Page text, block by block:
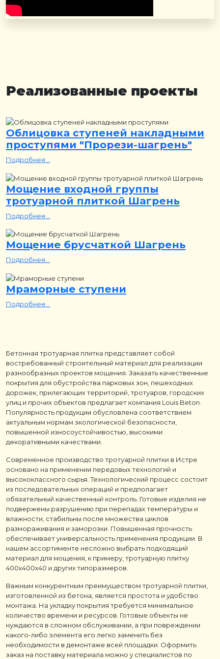
Реализованные проекты
Облицовка ступеней накладными
проступями "Прорези-шагрень"
Подробнее...
Мощение входной группы
тротуарной плиткой Шагрень
Подробнее...
Мощение брусчаткой Шагрень
Подробнее...
Мраморные ступени
Подробнее...
Бетонная тротуарная плитка представляет собой
востребованный строительный материал для реализации
разнообразных проектов мощения. Заказать качественные
покрытия для обустройства парковых зон, пешеходных
дорожек, прилегающих территорий, тротуаров, городских
улиц и прочих объектов предлагает компания Louis Beton.
Популярность продукции обусловлена соответствием
актуальным нормам экологической безопасности,
повышенной износоустойчивостью, высокими
декоративными качествами.
Современное производство тротуарной плитки в Истре
основано на применении передовых технологий и
высококлассного сырья. Технологический процесс состоит
из последовательных операций и предполагает
обязательный качественный контроль. Готовые изделия не
подвержены разрушению при перепадах температуры и
влажности, стабильны после множества циклов
размораживания и заморозки. Повышенная прочность
обеспечивает универсальность применения продукции. В
нашем ассортименте несложно выбрать подходящий
материал для мощения, к примеру, тротуарную плитку
400х400х40 и других типоразмеров.
Важным конкурентным преимуществом тротуарной плитки,
изготовленной из бетона, является простота и удобство
монтажа. На укладку покрытия требуется минимальное
количество времени и ресурсов. Готовые объекты не
нуждаются в сложном обслуживании, а при повреждении
какого-либо элемента его легко заменить без
необходимости в демонтаже всей площадки. Оформить
заказ на поставку материала можно у специалистов по